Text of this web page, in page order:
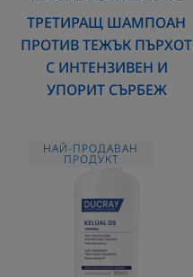
ТРЕТИРАЩ ШАМПОАН
ПРОТИВ ТЕЖЪК ПЪРХОТ
С ИНТЕНЗИВЕН И
УПОРИТ СЪРБЕЖ
Третиращ
шампоан
състояния
на
тежък
НАЙ-ПРОДАВАН
ПРОДУКТ